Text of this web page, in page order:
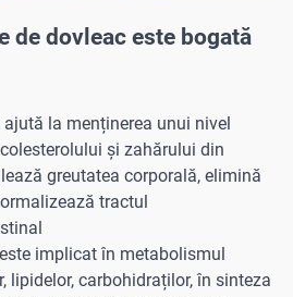
de dovleac este bogată
ajută la menținerea unui nivel
și zahărului din
greutatea corporală, elimină
tractul
implicat în metabolismul
lipidelor, carbohidraților, în sinteza